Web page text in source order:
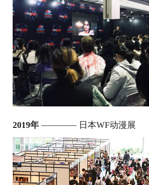
2019年 ———— 日本WF动漫展